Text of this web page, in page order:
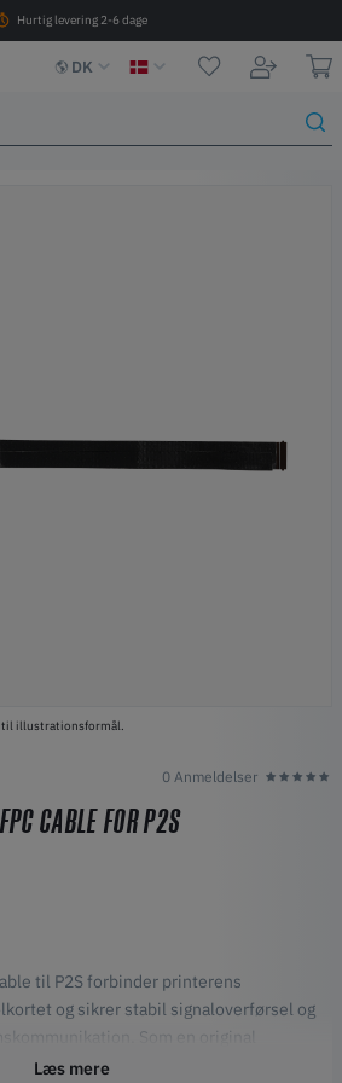
Hurtig levering 2-6 dage
DK
til illustrationsformål.
0 Anmeldelser
CABLE FOR P2S
til P2S forbinder printerens
og sikrer stabil signaloverførsel og
Som en original
pasform, stabil ydeevne og fuld
Læs mere